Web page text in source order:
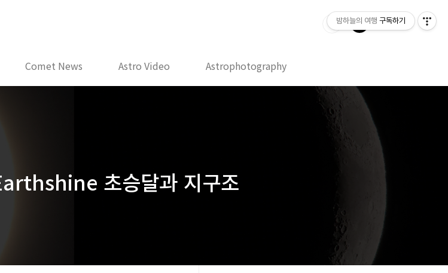
Comet News Astro Video Astrophotography
초승달과 지구조
밤하늘의 여행 구독하기